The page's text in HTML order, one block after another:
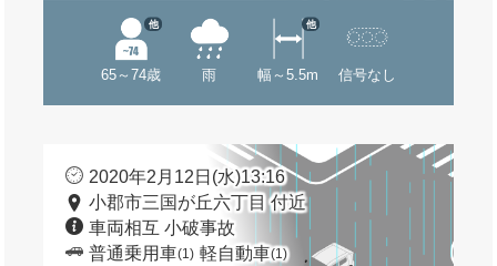
65～74歳
他
雨 幅～5.5m
他
信号なし
2020年2月12日(水)13:16
小郡市三国が丘六丁目 付近
車両相互 小破事故
普通乗用車(1) 軽自動車(1)